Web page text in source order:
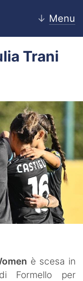
↓ Menu
Trani
è scesa in
Formello per